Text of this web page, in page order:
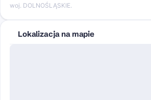
woj. DOLNOŚLĄSKIE.
Lokalizacja na mapie